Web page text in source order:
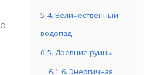
5 4. Величественный
водопад
6 5. Древние руины
6.1 6. Энергичная